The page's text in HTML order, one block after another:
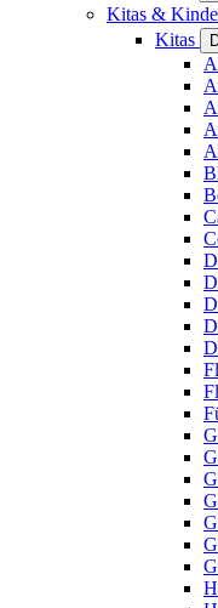
Kitas &
Kitas